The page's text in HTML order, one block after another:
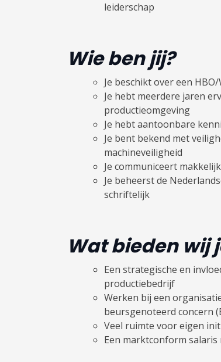
leiderschap
Wie ben jij?
Je beschikt over een
Je hebt meerdere jaren
productieomgeving
Je hebt aantoonbare
Je bent bekend met
machineveiligheid
Je communiceert
Je beheerst de
schriftelijk
Wat bieden wij
Een strategische en
productiebedrijf
Werken bij een
beursgenoteerd concern
Veel ruimte voor eigen
Een marktconform